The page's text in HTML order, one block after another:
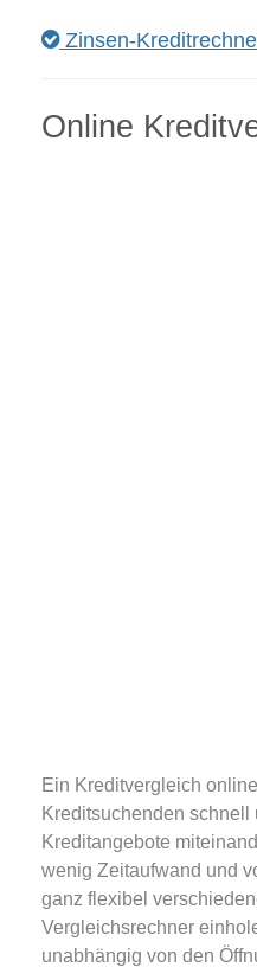
Zinsen-
Online
Ein Kreditvergleich
Kreditsuchenden
Kreditangebote
wenig Zeitaufwand und
ganz flexibel
Vergleichsrechner
unabhängig von den